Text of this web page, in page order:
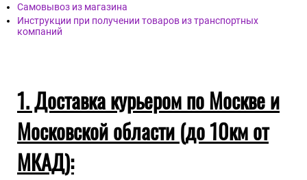
Самовывоз из магазина
Инструкции при получении товаров из транспортных
компаний
1. Доставка курьером по Москве и
Московской области (до 10км от
МКАД):